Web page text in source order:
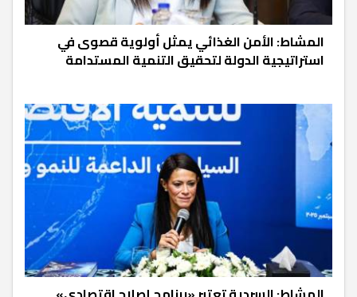
المشاط: الأمن الغذائي يمثل أولوية قصوى في
استراتيجية الدولة لتحقيق التنمية المستدامة